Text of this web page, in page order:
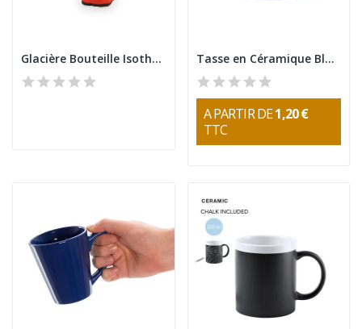
Glacière Bouteille Isotherme Fresher Tasse en Céramique Blanche Élégante 370ml
A PARTIR DE1,20 €
TTC